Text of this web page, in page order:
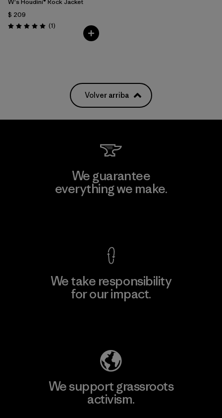
W's Houdini® Rock Jacket
$ 209
Valoración: 5.0 / 5
(1Comentarios
)
Volver arriba
We guarantee
everything we make.
We take responsibility
for our impact.
We support grassroots
activism.